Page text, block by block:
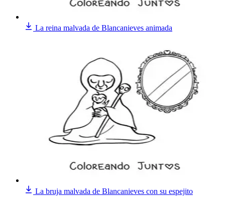
La reina malvada de Blancanieves animada
La bruja malvada de Blancanieves con su espejito